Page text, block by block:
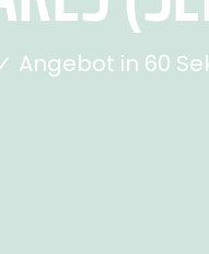
Angebot in 60